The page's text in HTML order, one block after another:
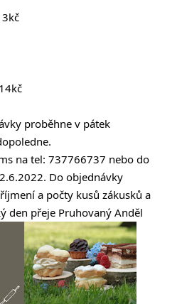
na tel: 737766737 nebo do
Do objednávky
a počty kusů zákusků a
den přeje Pruhovaný Anděl